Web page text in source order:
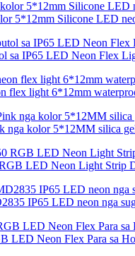
5*12mm Silicone LED
sa IP65 LED Neon Flex
flex light 6*12mm
nga kolor 5*12MM silica
LED Neon Light Strip
IP65 LED neon nga
LED Neon Flex Para sa